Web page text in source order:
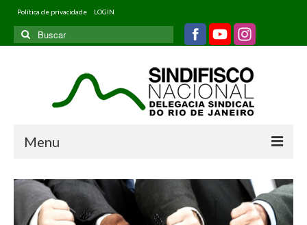
Política de privacidade LOGIN
Buscar
por:
Menu
Home
Quem somos